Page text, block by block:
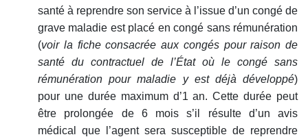
santé à reprendre son service à l’issue d’un congé de
grave maladie est placé en congé sans rémunération
(voir la fiche consacrée aux congés pour raison de
santé du contractuel de l’État où le congé sans
rémunération pour maladie y est déjà développé)
pour une durée maximum d’1 an. Cette durée peut
être prolongée de 6 mois s’il résulte d’un avis
médical que l’agent sera susceptible de reprendre